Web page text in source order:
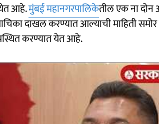
आहे.मुंबई महानगरपालिकेतील एक ना दोन
दाखल करण्यात आल्याची माहिती
करण्यात येत आहे.